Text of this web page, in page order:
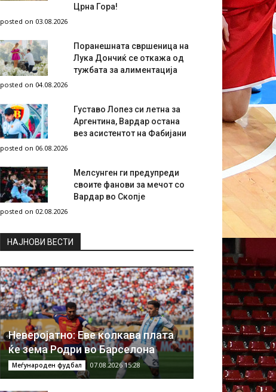
Црна Гора!
posted on 03.08.2026
Поранешната свршеница на
Лука Дончиќ се откажа од
тужбата за алиментација
posted on 04.08.2026
Густаво Лопез си летна за
Аргентина, Вардар остана
вез асистентот на Фабијани
posted on 06.08.2026
Мелсунген ги предупреди
своите фанови за мечот со
Вардар во Скопје
posted on 02.08.2026
НAЈНОВИ ВЕСТИ
Неверојатно: Еве колкава плата
ќе зема Родри во Барселона
Меѓународен фудбал 07.08.2026 15:28